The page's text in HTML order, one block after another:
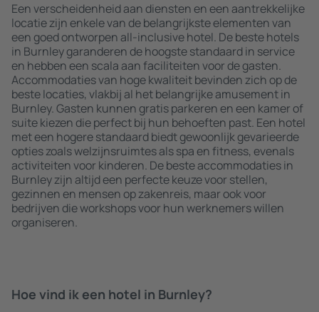
Een verscheidenheid aan diensten en een aantrekkelijke
locatie zijn enkele van de belangrijkste elementen van
een goed ontworpen all-inclusive hotel. De beste hotels
in Burnley garanderen de hoogste standaard in service
en hebben een scala aan faciliteiten voor de gasten.
Accommodaties van hoge kwaliteit bevinden zich op de
beste locaties, vlakbij al het belangrijke amusement in
Burnley. Gasten kunnen gratis parkeren en een kamer of
suite kiezen die perfect bij hun behoeften past. Een hotel
met een hogere standaard biedt gewoonlijk gevarieerde
opties zoals welzijnsruimtes als spa en fitness, evenals
activiteiten voor kinderen. De beste accommodaties in
Burnley zijn altijd een perfecte keuze voor stellen,
gezinnen en mensen op zakenreis, maar ook voor
bedrijven die workshops voor hun werknemers willen
organiseren.
Hoe vind ik een hotel in Burnley?